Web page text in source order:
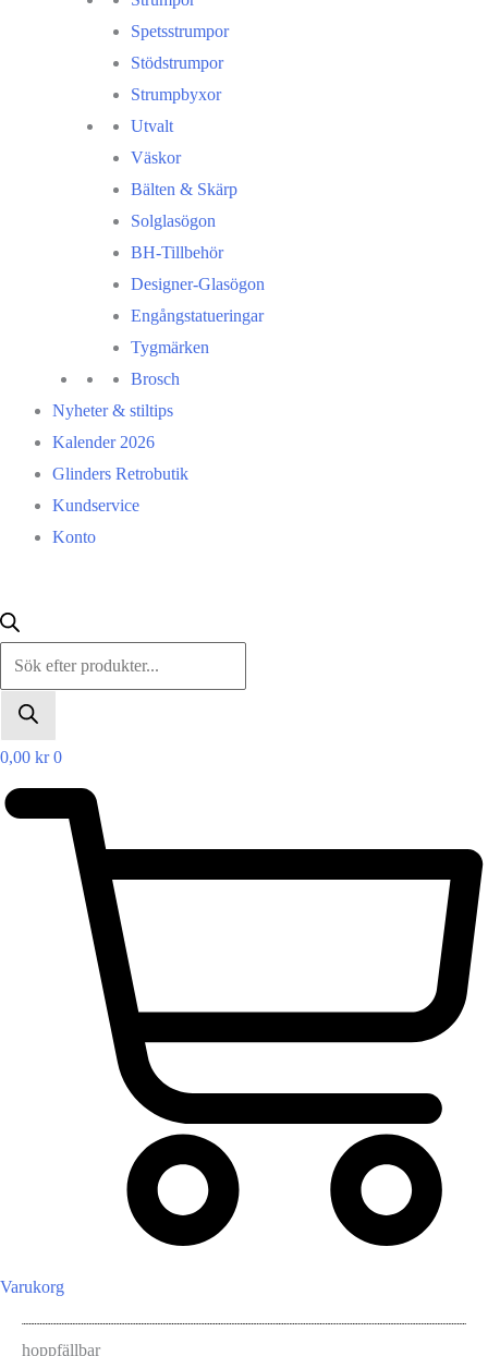
Spetsstrumpor
Stödstrumpor
Strumpbyxor
Utvalt
Väskor
Bälten & Skärp
Solglasögon
BH-Tillbehör
Designer-Glasögon
Engångstatueringar
Tygmärken
Brosch
Nyheter & stiltips
Kalender 2026
Glinders Retrobutik
Kundservice
Konto
Products
search
0,00 kr 0
Varukorg
hoppfällbar